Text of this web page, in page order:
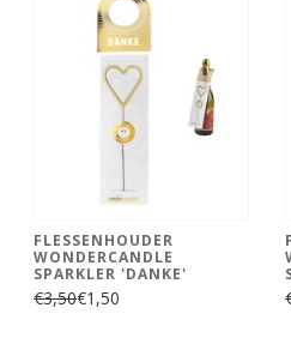
FLESSENHOUDER
WONDERCANDLE
SPARKLER 'DANKE'
€3,50€1,50